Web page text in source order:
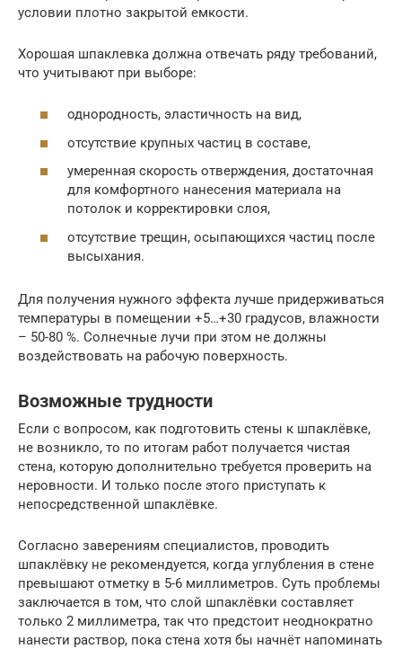
условии плотно закрытой емкости.
Хорошая шпаклевка должна отвечать ряду требований,
что учитывают при выборе:
однородность, эластичность на вид,
отсутствие крупных частиц в составе,
умеренная скорость отверждения, достаточная
для комфортного нанесения материала на
потолок и корректировки слоя,
отсутствие трещин, осыпающихся частиц после
высыхания.
Для получения нужного эффекта лучше придерживаться
температуры в помещении +5…+30 градусов, влажности
– 50-80 %. Солнечные лучи при этом не должны
воздействовать на рабочую поверхность.
Возможные трудности
Если с вопросом, как подготовить стены к шпаклёвке,
не возникло, то по итогам работ получается чистая
стена, которую дополнительно требуется проверить на
неровности. И только после этого приступать к
непосредственной шпаклёвке.
Согласно заверениям специалистов, проводить
шпаклёвку не рекомендуется, когда углубления в стене
превышают отметку в 5-6 миллиметров. Суть проблемы
заключается в том, что слой шпаклёвки составляет
только 2 миллиметра, так что предстоит неоднократно
нанести раствор, пока стена хотя бы начнёт напоминать